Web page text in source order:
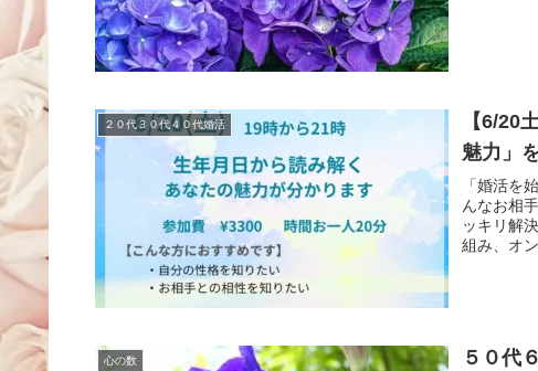
２０代３０代４０代婚活
【6/20
魅力」
「婚活を
んなお相
ッキリ解
組み、オ
心の数 ５０代